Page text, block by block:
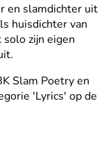
en slamdichter uit
huisdichter van
zijn eigen
Slam Poetry en
'Lyrics' op de